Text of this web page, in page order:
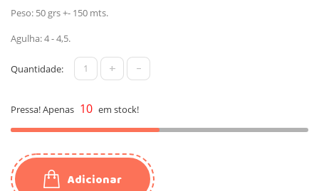
Peso: 50 grs +- 150 mts.
Agulha: 4 - 4,5.
Quantidade: + -
Pressa! Apenas 10 em stock!
Adicionar